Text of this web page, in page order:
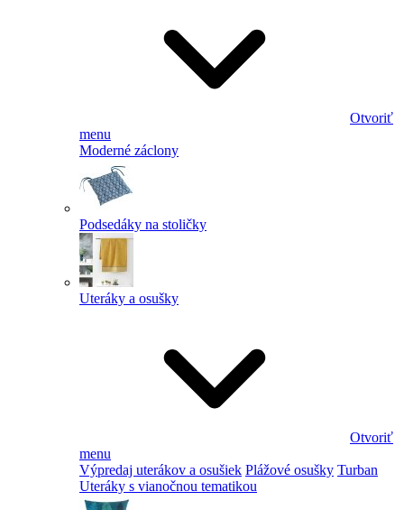
Otvoriť
menu
Moderné záclony
Podsedáky na stoličky
Uteráky a osušky
Otvoriť
menu
Výpredaj uterákov a osušiek Plážové osušky Turban
Uteráky s vianočnou tematikou